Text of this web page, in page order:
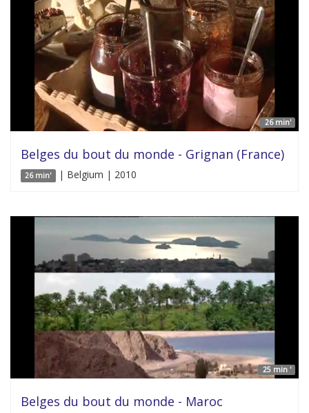
26 min'
Belges du bout du monde - Grignan (France)
26 min' | Belgium | 2010
25 min '
Belges du bout du monde - Maroc